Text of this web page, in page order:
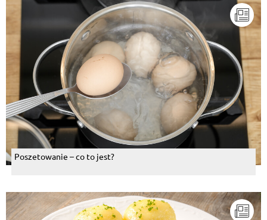
Poszetowanie – co to jest?